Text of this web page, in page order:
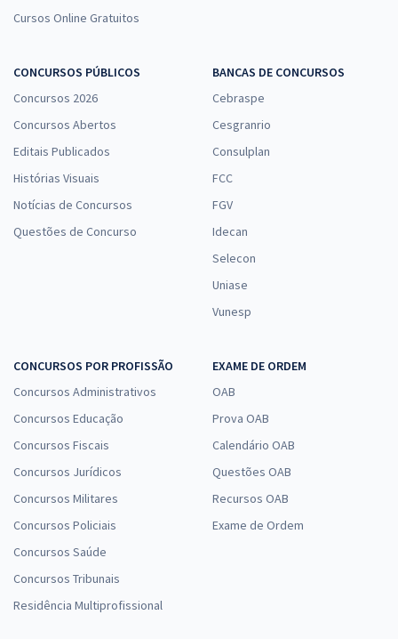
Cursos Online Gratuitos
CONCURSOS PÚBLICOS
Concursos 2026
Concursos Abertos
Editais Publicados
Histórias Visuais
Notícias de Concursos
Questões de Concurso
BANCAS DE CONCURSOS
Cebraspe
Cesgranrio
Consulplan
FCC
FGV
Idecan
Selecon
Uniase
Vunesp
CONCURSOS POR PROFISSÃO
Concursos Administrativos
Concursos Educação
Concursos Fiscais
Concursos Jurídicos
Concursos Militares
Concursos Policiais
Concursos Saúde
Concursos Tribunais
Residência Multiprofissional
EXAME DE ORDEM
OAB
Prova OAB
Calendário OAB
Questões OAB
Recursos OAB
Exame de Ordem